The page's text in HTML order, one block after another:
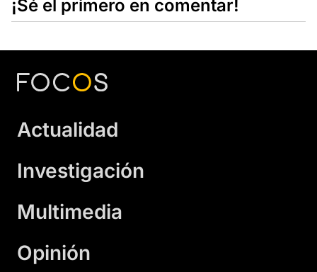
¡Sé el primero en comentar!
Actualidad
Investigación
Multimedia
Opinión